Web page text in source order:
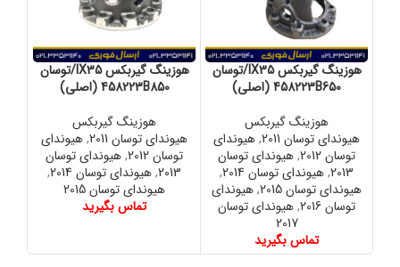
هوزینگ گیربکس IX35/توسان
458223B650 (اصلی)
هوزینگ گیربکس
هیوندای توسان 2011
,هیوندای
توسان 2012
,هیوندای توسان
2013
,هیوندای توسان 2014
,
هیوندای توسان 2015
,هیوندای
توسان 2016
,هیوندای توسان
2017
تماس بگیرید
هوزینگ گیربکس IX35/توسان
458223B850 (اصلی)
هوزینگ گیربکس
هیوندای توسان 2011
,هیوندای
توسان 2012
,هیوندای توسان
2013
,هیوندای توسان 2014
,
هیوندای توسان 2015
تماس بگیرید